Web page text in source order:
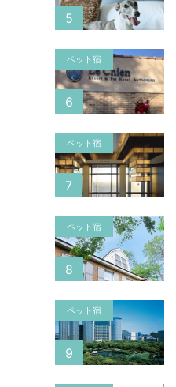
5
ペット宿
6
ペット宿
7
ペット宿
8
ペット宿
9